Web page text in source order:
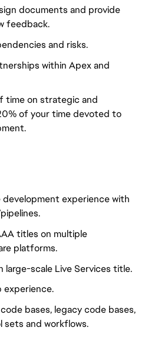
documents and provide
feedback.
and risks.
within Apex and
time on strategic and
of your time devoted to
experience with
titles on multiple
platforms.
large-scale Live Services title.
experience.
bases, legacy code bases,
and workflows.